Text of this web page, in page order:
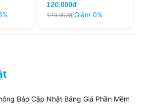
120.000đ
120.000đ Giảm 0%
Báo Cập Nhật Bảng Giá Phần Mềm